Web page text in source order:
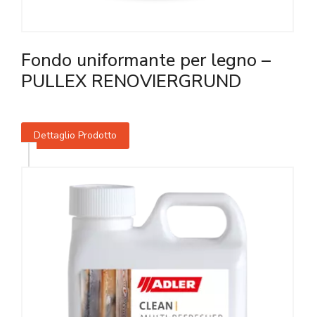
Fondo uniformante per legno –
PULLEX RENOVIERGRUND
Dettaglio Prodotto